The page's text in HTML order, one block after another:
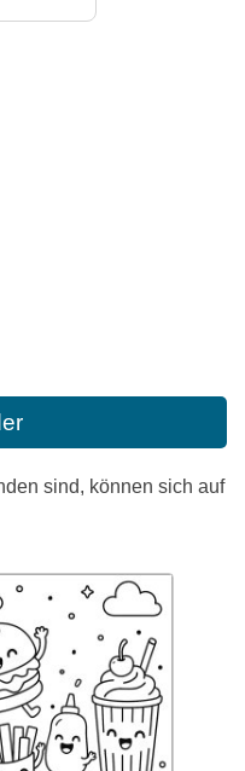
sind, können sich auf